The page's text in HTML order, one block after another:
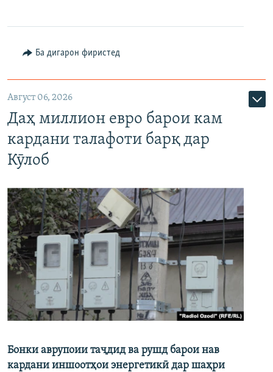
Ба дигарон фиристед
Август 06, 2026
Даҳ миллион евро барои кам
кардани талафоти барқ дар
Кӯлоб
Бонки аврупоии таҷдид ва рушд барои нав
кардани иншоотҳои энергетикӣ дар шаҳри